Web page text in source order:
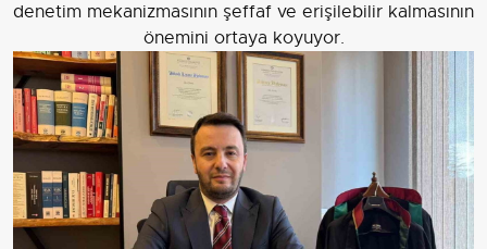
denetim mekanizmasının şeffaf ve erişilebilir kalmasının
önemini ortaya koyuyor.